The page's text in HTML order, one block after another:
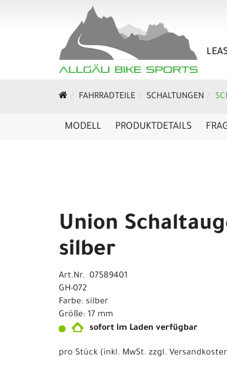
FAHRRADTEILE SCHALTUNGEN
MODELL PRODUKTDETAILS
Union
silber
Art.Nr. 07589401
GH-072
Farbe: silber
Größe: 17 mm
sofort im Laden verfügbar
pro Stück (inkl. MwSt. zzgl.